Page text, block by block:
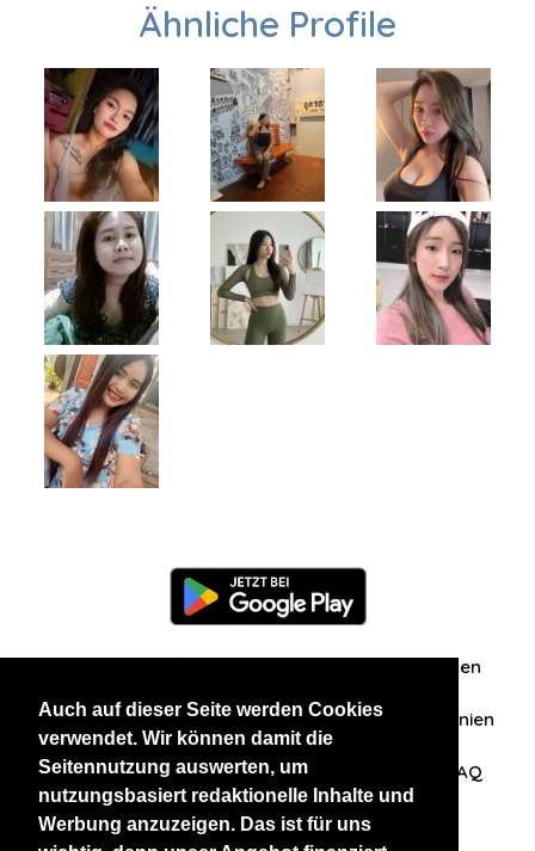
Auch auf dieser Seite werden Cookies
verwendet. Wir können damit die
Seitennutzung auswerten, um
nutzungsbasiert redaktionelle Inhalte und
Werbung anzuzeigen. Das ist für uns
Ähnliche Profile
Zuschriften/Erfahrungen
Datenschutzerklärung AGB Datenschutzrichtlinien
Nehmen Sie Kontakt mit uns auf FAQ
Unsere anderen Websites